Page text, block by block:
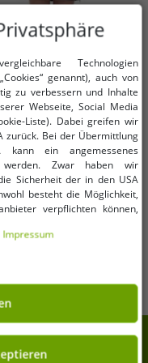
Verfügbare Größen
44 46
Isabel W Damen Rock
Beschichtung 420206
UVP:
Einkauf
Technologien
genannt), auch von
zu verbessern und Inhalte
Webseite, Social Media
Liste). Dabei greifen wir
zurück. Bei der Übermittlung
kann ein angemessenes
werden. Zwar haben wir
Sicherheit der in den USA
besteht die Möglichkeit,
verpflichten können,
ein wirksamer
gem. Art. 49 Abs. 1 lit. a
die USA für einverstanden
Wahl, ob nur notwendige
Du darüber hinaus weitere
sind nur notwendige Dienste
verwenden“ bestätigen
Impressum